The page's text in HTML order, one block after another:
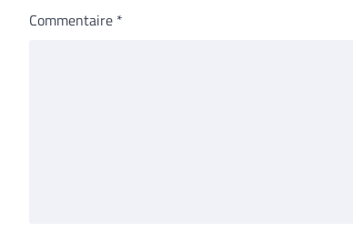
Commentaire *